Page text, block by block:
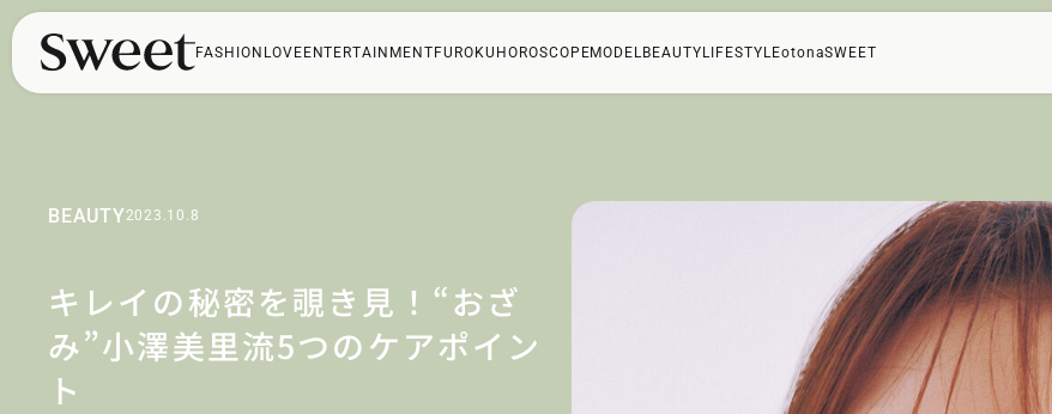
FASHION LOVE ENTERTAINMENT FUROKU HOROSCOPEMODELBEAUTY LIFESTYLEotonaSWEET
BEAUTY2023.10.8
キレイの秘密を覗き見！“おざ
み”小澤美里流5つのケアポイン
ト